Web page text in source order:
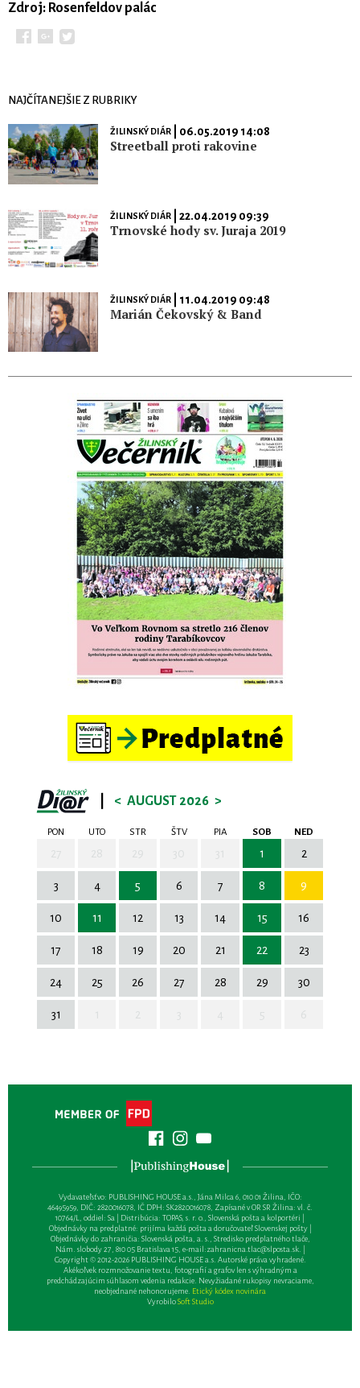
Zdroj: Rosenfeldov palác
NAJČÍTANEJŠIE Z RUBRIKY
ŽILINSKÝ DIÁR| 06.05.2019 14:08
Streetball proti rakovine
ŽILINSKÝ DIÁR| 22.04.2019 09:39
Trnovské hody sv. Juraja 2019
ŽILINSKÝ DIÁR| 11.04.2019 09:48
Marián Čekovský & Band
< AUGUST 2026 >
PON UTO STR ŠTV PIA SOB NED
1 2
3 4 5 6 7 8 9
10 11 12 13 14 15 16
17 18 19 20 21 22 23
24 25 26 27 28 29 30
31
Vydavateľsťvo: PUBLISHING HOUSE a.s., Jána Milca 6, 010 01 Žilina, IČO:
46495959, DIČ: 2820016078, IČ DPH: SK2820016078, Zapísané v OR SR Žilina: vl. č.
10764/L, oddiel: Sa | Distribúcia: TOPAS, s. r. o., Slovenská pošta a kolportéri |
Objednávky na predplatné: prijíma každá pošta a doručovateľ Slovenskej pošty |
Objednávky do zahraničia: Slovenská pošta, a. s., Stredisko predplatného tlače,
Nám. slobody 27, 810 05 Bratislava 15, e-mail:zahranicna.tlac@slposta.sk. |
Copyright © 2012-2026 PUBLISHING HOUSE a.s. Autorské práva vyhradené.
Akékoľvek rozmnožovanie textu, fotografií a grafov len s výhradným a
predchádzajúcim súhlasom vedenia redakcie. Nevyžiadané rukopisy nevraciame,
neobjednané nehonorujeme. Etický kódex novinára
VyrobiloSoft Studio